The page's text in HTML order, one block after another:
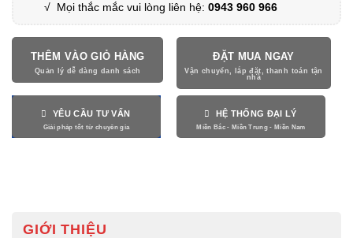
√ Mọi thắc mắc vui lòng liên hệ: 0943 960 966
THÊM VÀO GIỎ HÀNG ĐẶT MUA NGAY
YÊU CẦU TƯ VẤN HỆ THỐNG ĐẠI LÝ
GIỚI THIỆU